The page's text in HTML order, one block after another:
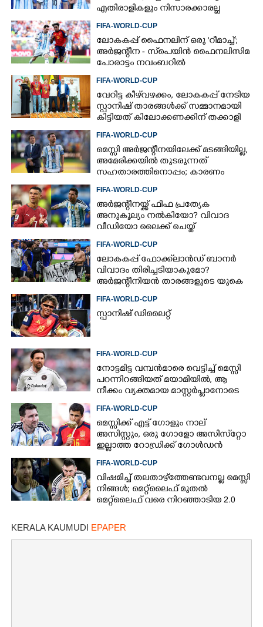
എതിരാളികളും നിസാരക്കാരല്ല
FIFA-WORLD-CUP
ലോകകപ്പ് ഫൈനലിന് ഒരു 'റീമാച്ച്';
അര്‍ജന്റീന - സ്‌പെയിന്‍ ഫൈനലിസിമ
പോരാട്ടം നവംബറില്‍
FIFA-WORLD-CUP
വേറിട്ട കീഴ്‌‌വഴക്കം,​ ലോകകപ്പ് നേടിയ
സ്പാനിഷ് താരങ്ങൾക്ക് സമ്മാനമായി
കിട്ടിയത് കിലോക്കണക്കിന് തക്കാളി
FIFA-WORLD-CUP
മെസ്സി അര്‍ജന്റീനയിലേക്ക് മടങ്ങിയില്ല,
അമേരിക്കയില്‍ തുടരുന്നത്
സഹതാരത്തിനൊപ്പം; കാരണം
FIFA-WORLD-CUP
അർജന്റീനയ്ക്ക് ഫിഫ പ്രത്യേക
അനുകൂല്യം നൽകിയോ? വിവാദ
വീഡിയോ ലൈക്ക് ചെയ്ത്
FIFA-WORLD-CUP
ലോകകപ്പ് ഫോക്ക്‌ലാൻഡ് ബാനർ
വിവാദം തിരിച്ചടിയാകുമോ?
അർജന്റീനിയൻ താരങ്ങളുടെ യുകെ
FIFA-WORLD-CUP
സ്പാനിഷ് ഡിലൈറ്റ്
FIFA-WORLD-CUP
നോട്ടമിട്ട വമ്പന്‍മാരെ വെട്ടിച്ച് മെസ്സി
പറന്നിറങ്ങിയത് മയാമിയില്‍, ആ
നീക്കം വ്യക്തമായ മാസ്റ്റര്‍പ്ലാനോടെ
FIFA-WORLD-CUP
മെസ്സിക്ക് എട്ട് ഗോളും നാല്
അസിസ്റ്റും, ഒരു ഗോളോ അസിസ്‌റ്റോ
ഇല്ലാത്ത റോഡ്രിക്ക് ഗോള്‍ഡന്‍
FIFA-WORLD-CUP
വിഷമിച്ച് തലതാഴ്‌ത്തേണ്ടവനല്ല മെസ്സി
നിങ്ങള്‍; മെറ്റ്‌ലൈഫ് മുതല്‍
മെറ്റ്‌ലൈഫ് വരെ നിറഞ്ഞാടിയ 2.0
KERALA KAUMUDI EPAPER